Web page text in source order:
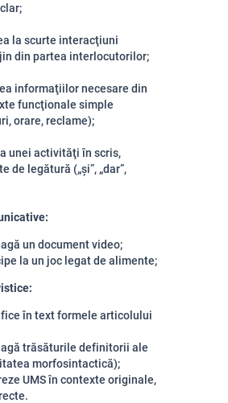
și clar;
la scurte interacţiuni
din partea interlocutorilor;
informaţiilor necesare din
funcţionale simple
orare, reclame);
unei activităţi în scris,
de legătură („și”, „dar”,
un document video;
la un joc legat de alimente;
în text formele articolului
trăsăturile definitorii ale
morfosintactică);
UMS în contexte originale,